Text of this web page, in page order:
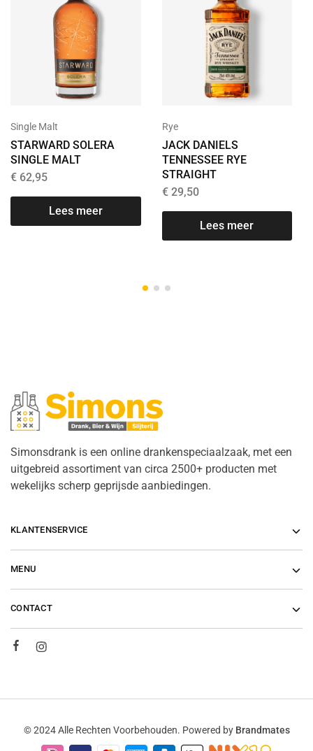
Single Malt
STARWARD SOLERA
SINGLE MALT
€ 62,95
Lees meer
Rye
JACK DANIELS
TENNESSEE RYE
STRAIGHT
€29,50
Lees meer
Simonsdrank is een online drankenspeciaalzaak, met een
uitgebreid assortiment van circa 2500+ producten met
wekelijks scherp geprijsde aanbiedingen.
KLANTENSERVICE
MENU
CONTACT
© 2024 Alle Rechten Voorbehouden. Powered by Brandmates